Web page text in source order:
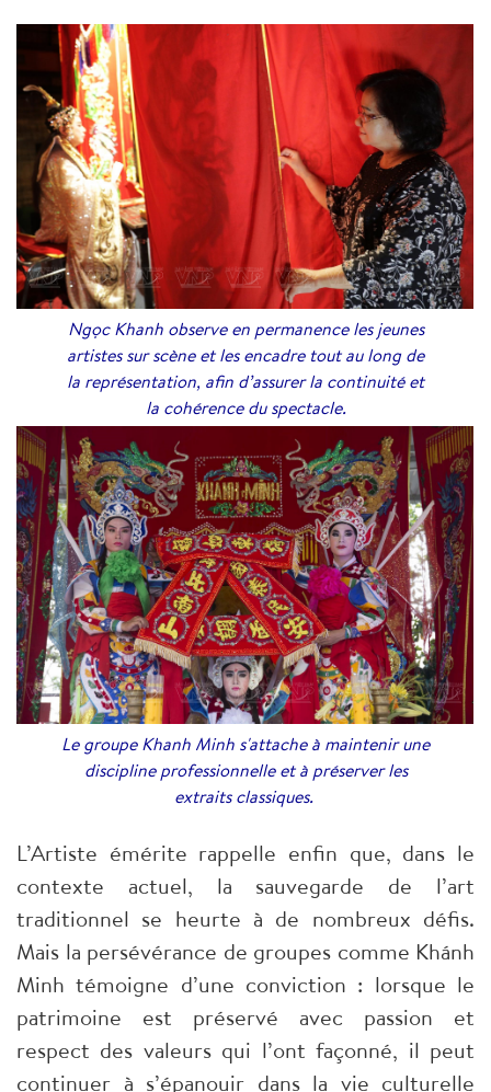
Ngọc Khanh observe en permanence les jeunes
artistes sur scène et les encadre tout au long de
la représentation, afin d’assurer la continuité et
la cohérence du spectacle.
Le groupe Khanh Minh s'attache à maintenir une
discipline professionnelle et à préserver les
extraits classiques.
L’Artiste émérite rappelle enfin que, dans le
contexte actuel, la sauvegarde de l’art
traditionnel se heurte à de nombreux défis.
Mais la persévérance de groupes comme Khánh
Minh témoigne d’une conviction : lorsque le
patrimoine est préservé avec passion et
respect des valeurs qui l’ont façonné, il peut
continuer à s’épanouir dans la vie culturelle